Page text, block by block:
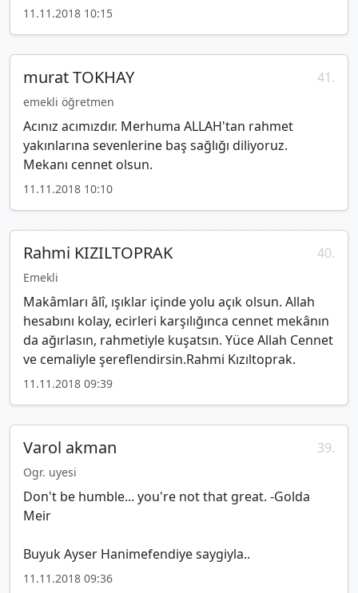
11.11.2018 10:15
murat TOKHAY
emekli öğretmen
41.
Acınız acımızdır. Merhuma ALLAH'tan rahmet
yakınlarına sevenlerine baş sağlığı diliyoruz.
Mekanı cennet olsun.
11.11.2018 10:10
Rahmi KIZILTOPRAK
Emekli
40.
Makâmları âlî, ışıklar içinde yolu açık olsun. Allah
hesabını kolay, ecirleri karşılığınca cennet mekânın
da ağırlasın, rahmetiyle kuşatsın. Yüce Allah Cennet
ve cemaliyle şereflendirsin.Rahmi Kızıltoprak.
11.11.2018 09:39
Varol akman
Ogr. uyesi
39.
Don't be humble... you're not that great. -Golda
Meir
Buyuk Ayser Hanimefendiye saygiyla..
11.11.2018 09:36